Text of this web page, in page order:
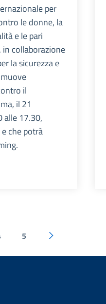
per
le donne, la
e le pari
collaborazione
la sicurezza e
il
il 21
alle 17.30,
che potrà
5